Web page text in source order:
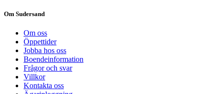
Om Sudersand
Om oss
Öppettider
Jobba hos oss
Boendeinformation
Frågor och svar
Villkor
Kontakta oss